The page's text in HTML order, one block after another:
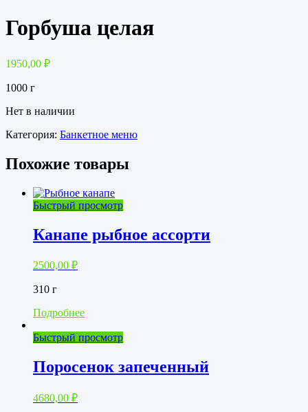
Горбуша целая
1950,00 ₽
1000 г
Нет в наличии
Категория: Банкетное меню
Похожие товары
Быстрый просмотр
Канапе рыбное ассорти
2500,00 ₽
310 г
Подробнее
Быстрый просмотр
Поросенок запеченный
4680,00 ₽